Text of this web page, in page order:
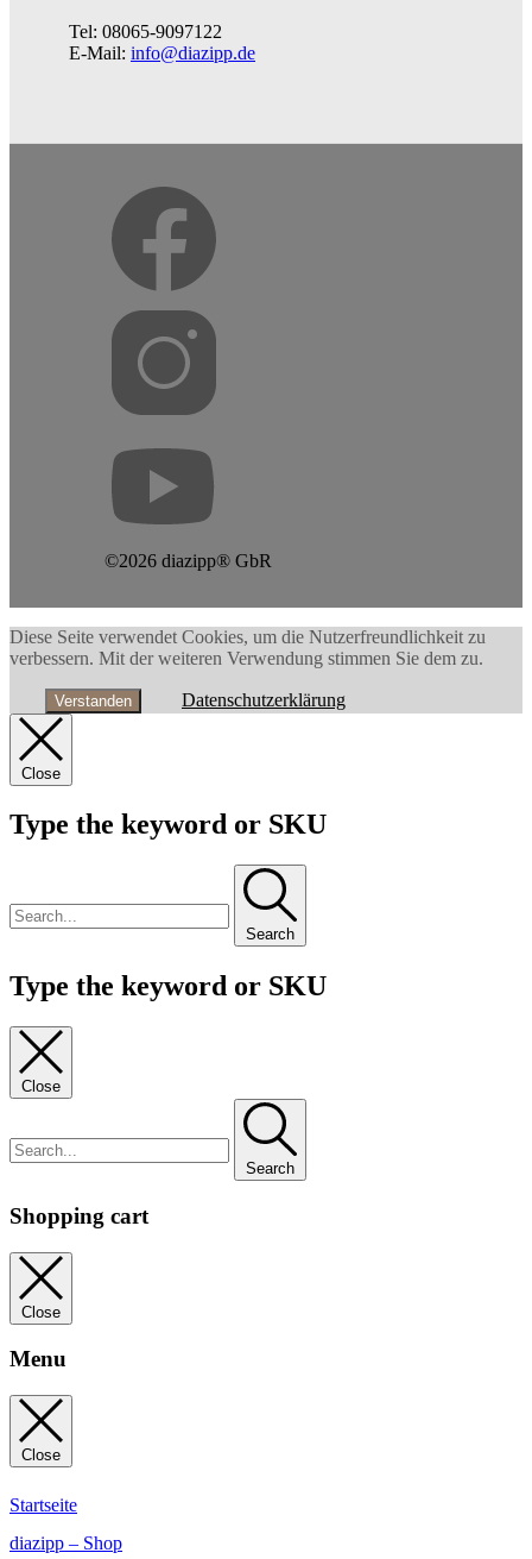
Tel: 08065-9097122
E-Mail: info@diazipp.de
©2026 diazipp® GbR
Diese Seite verwendet Cookies, um die Nutzerfreundlichkeit zu
verbessern. Mit der weiteren Verwendung stimmen Sie dem zu.
Verstanden Datenschutzerklärung
Close
Type the keyword or SKU
Search
Type the keyword or SKU
Close
Search
Shopping cart
Close
Menu
Close
Startseite
diazipp – Shop